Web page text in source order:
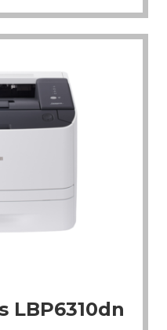
LBP6310dn